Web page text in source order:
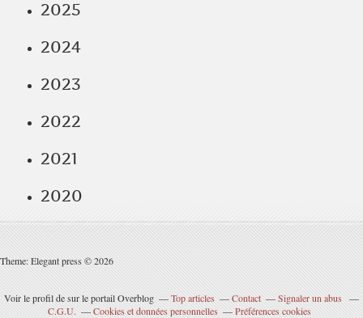
2025
2024
2023
2022
2021
2020
Theme: Elegant press © 2026
Voir le profil desur le portail Overblog Top articles Contact
Signaler un abus
C.G.U.
Cookies et données personnelles Préférences cookies